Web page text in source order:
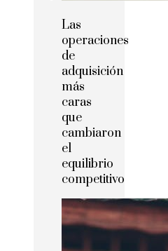
Las
operaciones
de
adquisición
más
caras
que
cambiaron
el
equilibrio
competitivo